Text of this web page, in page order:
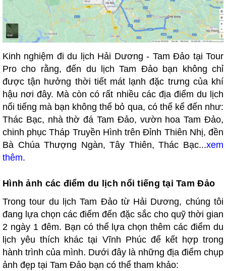
Kinh nghiệm đi du lịch Hải Dương - Tam Đảo tại Tour
Pro cho rằng, đến du lịch Tam Đảo bạn không chỉ
được tận hưởng thời tiết mát lạnh đặc trưng của khí
hậu nơi đây. Mà còn có rất nhiều các địa điểm du lịch
nổi tiếng mà bạn không thể bỏ qua, có thể kể đến như:
Thác Bạc, nhà thờ đá Tam Đảo, vườn hoa Tam Đảo,
chinh phục Tháp Truyền Hình trên Đỉnh Thiên Nhị, đền
Bà Chúa Thượng Ngàn, Tây Thiên, Thác Bạc...xem
thêm.
Hình ảnh các điểm du lịch nổi tiếng tại Tam Đảo
Trong tour du lịch Tam Đảo từ Hải Dương, chúng tôi
đang lựa chọn các điểm đến đặc sắc cho quỹ thời gian
2 ngày 1 đêm. Bạn có thể lựa chọn thêm các điểm du
lịch yêu thích khác tại Vĩnh Phúc để kết hợp trong
hành trình của mình. Dưới đây là những địa điểm chụp
ảnh đẹp tại Tam Đảo bạn có thể tham khảo: